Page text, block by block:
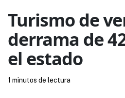
Turismo de
derrama de
el estado
1 minutos de lectura